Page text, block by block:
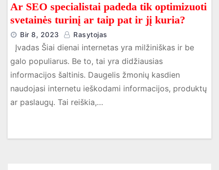
Ar SEO specialistai padeda tik optimizuoti
svetainės turinį ar taip pat ir jį kuria?
Bir 8, 2023 Rasytojas
Įvadas Šiai dienai internetas yra milžiniškas ir be
galo populiarus. Be to, tai yra didžiausias
informacijos šaltinis. Daugelis žmonių kasdien
naudojasi internetu ieškodami informacijos, produktų
ar paslaugų. Tai reiškia,…